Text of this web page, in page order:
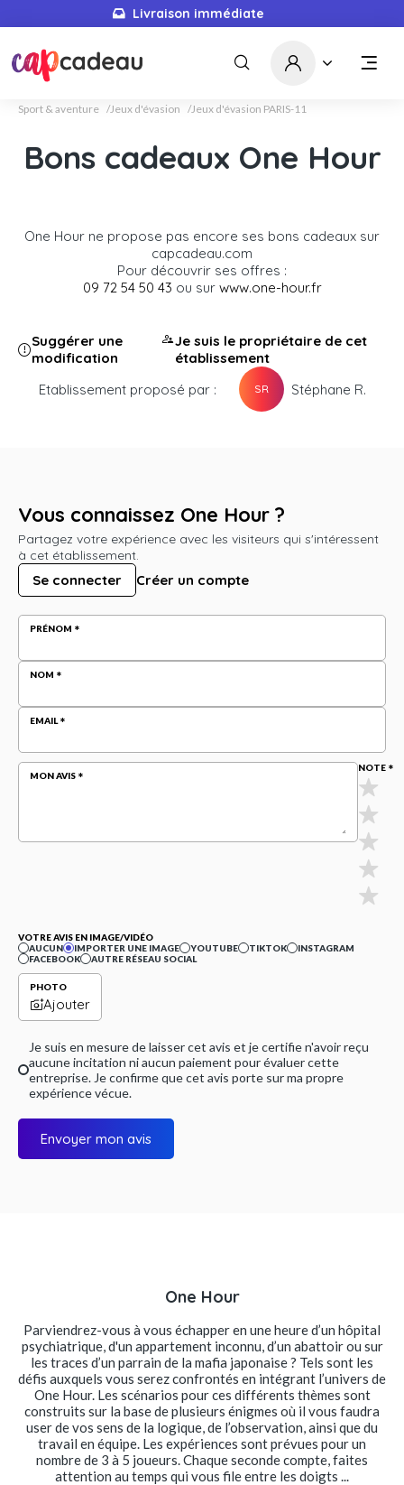
Livraison immédiate
Sport & aventure Jeux d'évasion Jeux d'évasion PARIS-11
Bons cadeaux One Hour
One Hour ne propose pas encore ses bons cadeaux sur
capcadeau.com
Pour découvrir ses offres :
09 72 54 50 43 ou sur www.one-hour.fr
Suggérer une
modification
Je suis le propriétaire de cet
établissement
Etablissement proposé par :
SR Stéphane R.
Vous connaissez One Hour ?
Partagez votre expérience avec les visiteurs qui s'intéressent
à cet établissement.
Se connecter Créer un compte
PRÉNOM
NOM
EMAIL
MON AVIS
NOTE
VOTRE AVIS EN IMAGE/VIDÉO
AUCUN
IMPORTER UNE IMAGE YOUTUBE TIKTOK
INSTAGRAM
FACEBOOK
AUTRE RÉSEAU SOCIAL
PHOTO
Ajouter
Je suis en mesure de laisser cet avis et je certifie n'avoir reçu
aucune incitation ni aucun paiement pour évaluer cette
entreprise. Je confirme que cet avis porte sur ma propre
expérience vécue.
Envoyer mon avis
One Hour
Parviendrez-vous à vous échapper en une heure d’un hôpital
psychiatrique, d'un appartement inconnu, d’un abattoir ou sur
les traces d’un parrain de la mafia japonaise ? Tels sont les
défis auxquels vous serez confrontés en intégrant l’univers de
One Hour. Les scénarios pour ces différents thèmes sont
construits sur la base de plusieurs énigmes où il vous faudra
user de vos sens de la logique, de l’observation, ainsi que du
travail en équipe. Les expériences sont prévues pour un
nombre de 3 à 5 joueurs. Chaque seconde compte, faites
attention au temps qui vous file entre les doigts ...